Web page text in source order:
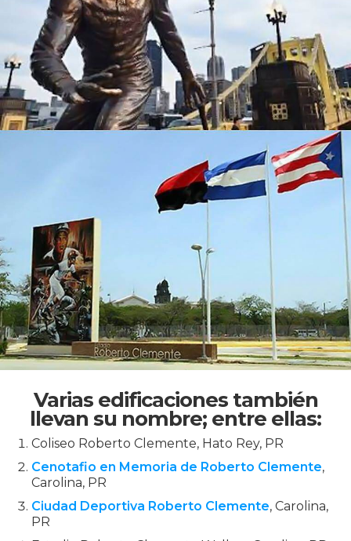
Varias edificaciones también
llevan su nombre; entre ellas:
Coliseo Roberto Clemente, Hato Rey, PR
Cenotafio en Memoria de Roberto Clemente,
Carolina, PR
Ciudad Deportiva Roberto Clemente, Carolina,
PR